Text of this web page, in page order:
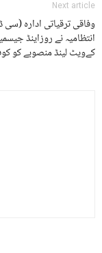
Next article
وفاقی ترقیاتی ادارہ
انتظامیہ نے روزاینڈ
کےویٹ لینڈ منصوبے کو